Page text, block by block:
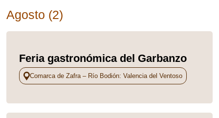
Agosto (2)
Feria gastronómica del Garbanzo
Comarca de Zafra – Río Bodión: Valencia del Ventoso